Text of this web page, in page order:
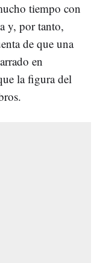
tiempo con
y, por tanto,
de que una
en
la figura del